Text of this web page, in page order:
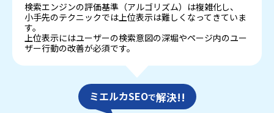
検索エンジンの評価基準（アルゴリズム）は複雑化し、
小手先のテクニックでは上位表示は難しくなってきていま
す。
上位表示にはユーザーの検索意図の深堀やページ内のユー
ザー行動の改善が必須です。
ミエルカSEOで解決!!